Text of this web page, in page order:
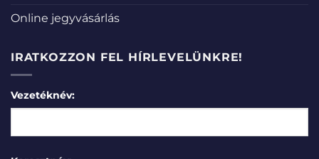
Online jegyvásárlás
IRATKOZZON FEL HÍRLEVELÜNKRE!
Vezetéknév: